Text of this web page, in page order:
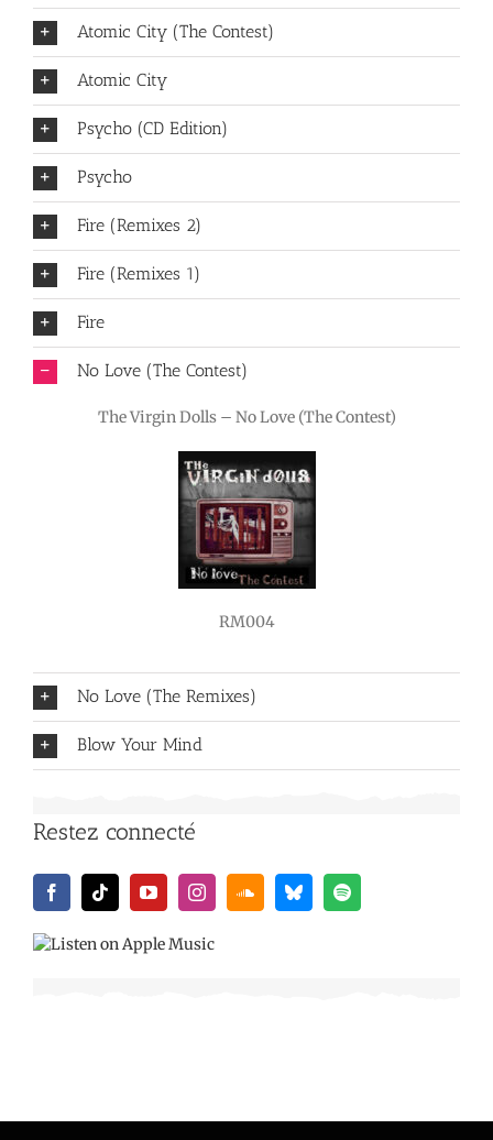
Atomic City (The Contest)
Atomic City
Psycho (CD Edition)
Psycho
Fire (Remixes 2)
Fire (Remixes 1)
Fire
No Love (The Contest)
The Virgin Dolls – No Love (The Contest)
RM004
No Love (The Remixes)
Blow Your Mind
Restez connecté